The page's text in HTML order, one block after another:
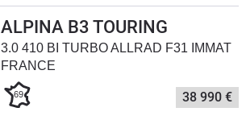
ALPINA B3 TOURING
3.0 410 BI TURBO ALLRAD F31 IMMAT
FRANCE
69 38 990 €